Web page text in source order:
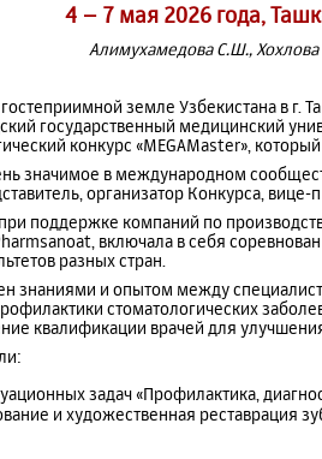
4 – 7 мая 2026 года,
Алимухамедова С.Ш.,
земле Узбекистана в г.
государственный медицинский
конкурс «MEGAMaster»,
значимое в международном
организатор Конкурса,
поддержке компаний по
включала в себя
разных стран.
знаниями и опытом между
стоматологических
квалификации врачей для
задач «Профилактика,
и художественная реставрация